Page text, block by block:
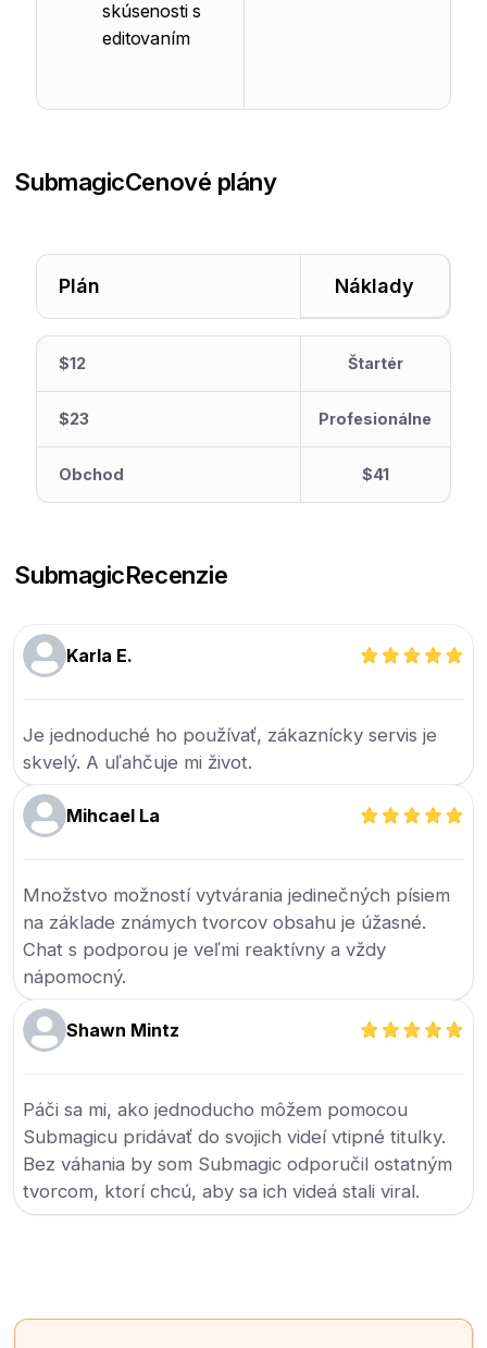
skúsenosti s
editovaním
SubmagicCenové plány
Plán Náklady
$12 Štartér
$23 Profesionálne
Obchod $41
SubmagicRecenzie
Karla E.
Je jednoduché ho používať, zákaznícky servis je
skvelý. A uľahčuje mi život.
Mihcael La
Množstvo možností vytvárania jedinečných písiem
na základe známych tvorcov obsahu je úžasné.
Chat s podporou je veľmi reaktívny a vždy
nápomocný.
Shawn Mintz
Páči sa mi, ako jednoducho môžem pomocou
Submagicu pridávať do svojich videí vtipné titulky.
Bez váhania by som Submagic odporučil ostatným
tvorcom, ktorí chcú, aby sa ich videá stali viral.